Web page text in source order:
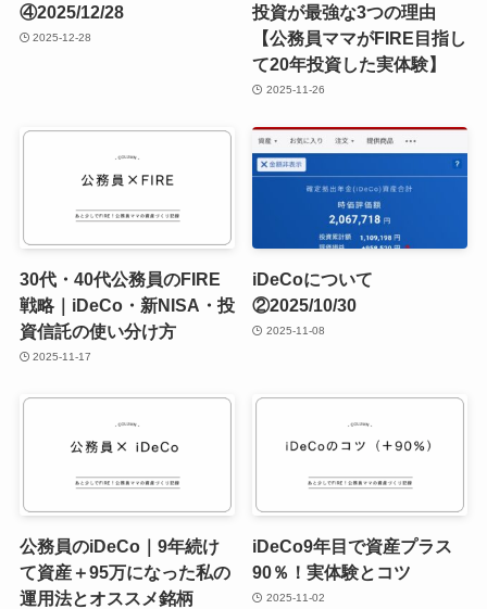
④2025/12/28
2025-12-28
投資が最強な3つの理由
【公務員ママがFIRE目指し
て20年投資した実体験】
2025-11-26
30代・40代公務員のFIRE
戦略｜iDeCo・新NISA・投
資信託の使い分け方
2025-11-17
iDeCoについて
②2025/10/30
2025-11-08
公務員のiDeCo｜9年続け
て資産＋95万になった私の
運用法とオススメ銘柄
iDeCo9年目で資産プラス
90％！実体験とコツ
2025-11-02